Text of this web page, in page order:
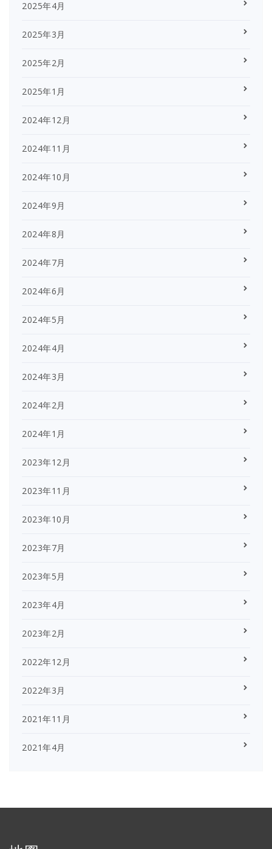
2025年4月
2025年3月
2025年2月
2025年1月
2024年12月
2024年11月
2024年10月
2024年9月
2024年8月
2024年7月
2024年6月
2024年5月
2024年4月
2024年3月
2024年2月
2024年1月
2023年12月
2023年11月
2023年10月
2023年7月
2023年5月
2023年4月
2023年2月
2022年12月
2022年3月
2021年11月
2021年4月